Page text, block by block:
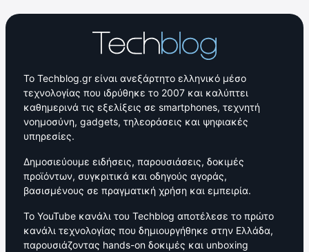
Το Techblog.gr είναι ανεξάρτητο ελληνικό μέσο
τεχνολογίας που ιδρύθηκε το 2007 και καλύπτει
καθημερινά τις εξελίξεις σε smartphones, τεχνητή
νοημοσύνη, gadgets, τηλεοράσεις και ψηφιακές
υπηρεσίες.
Δημοσιεύουμε ειδήσεις, παρουσιάσεις, δοκιμές
προϊόντων, συγκριτικά και οδηγούς αγοράς,
βασισμένους σε πραγματική χρήση και εμπειρία.
Το YouTube κανάλι του Techblog αποτέλεσε το πρώτο
κανάλι τεχνολογίας που δημιουργήθηκε στην Ελλάδα,
παρουσιάζοντας hands-on δοκιμές και unboxing